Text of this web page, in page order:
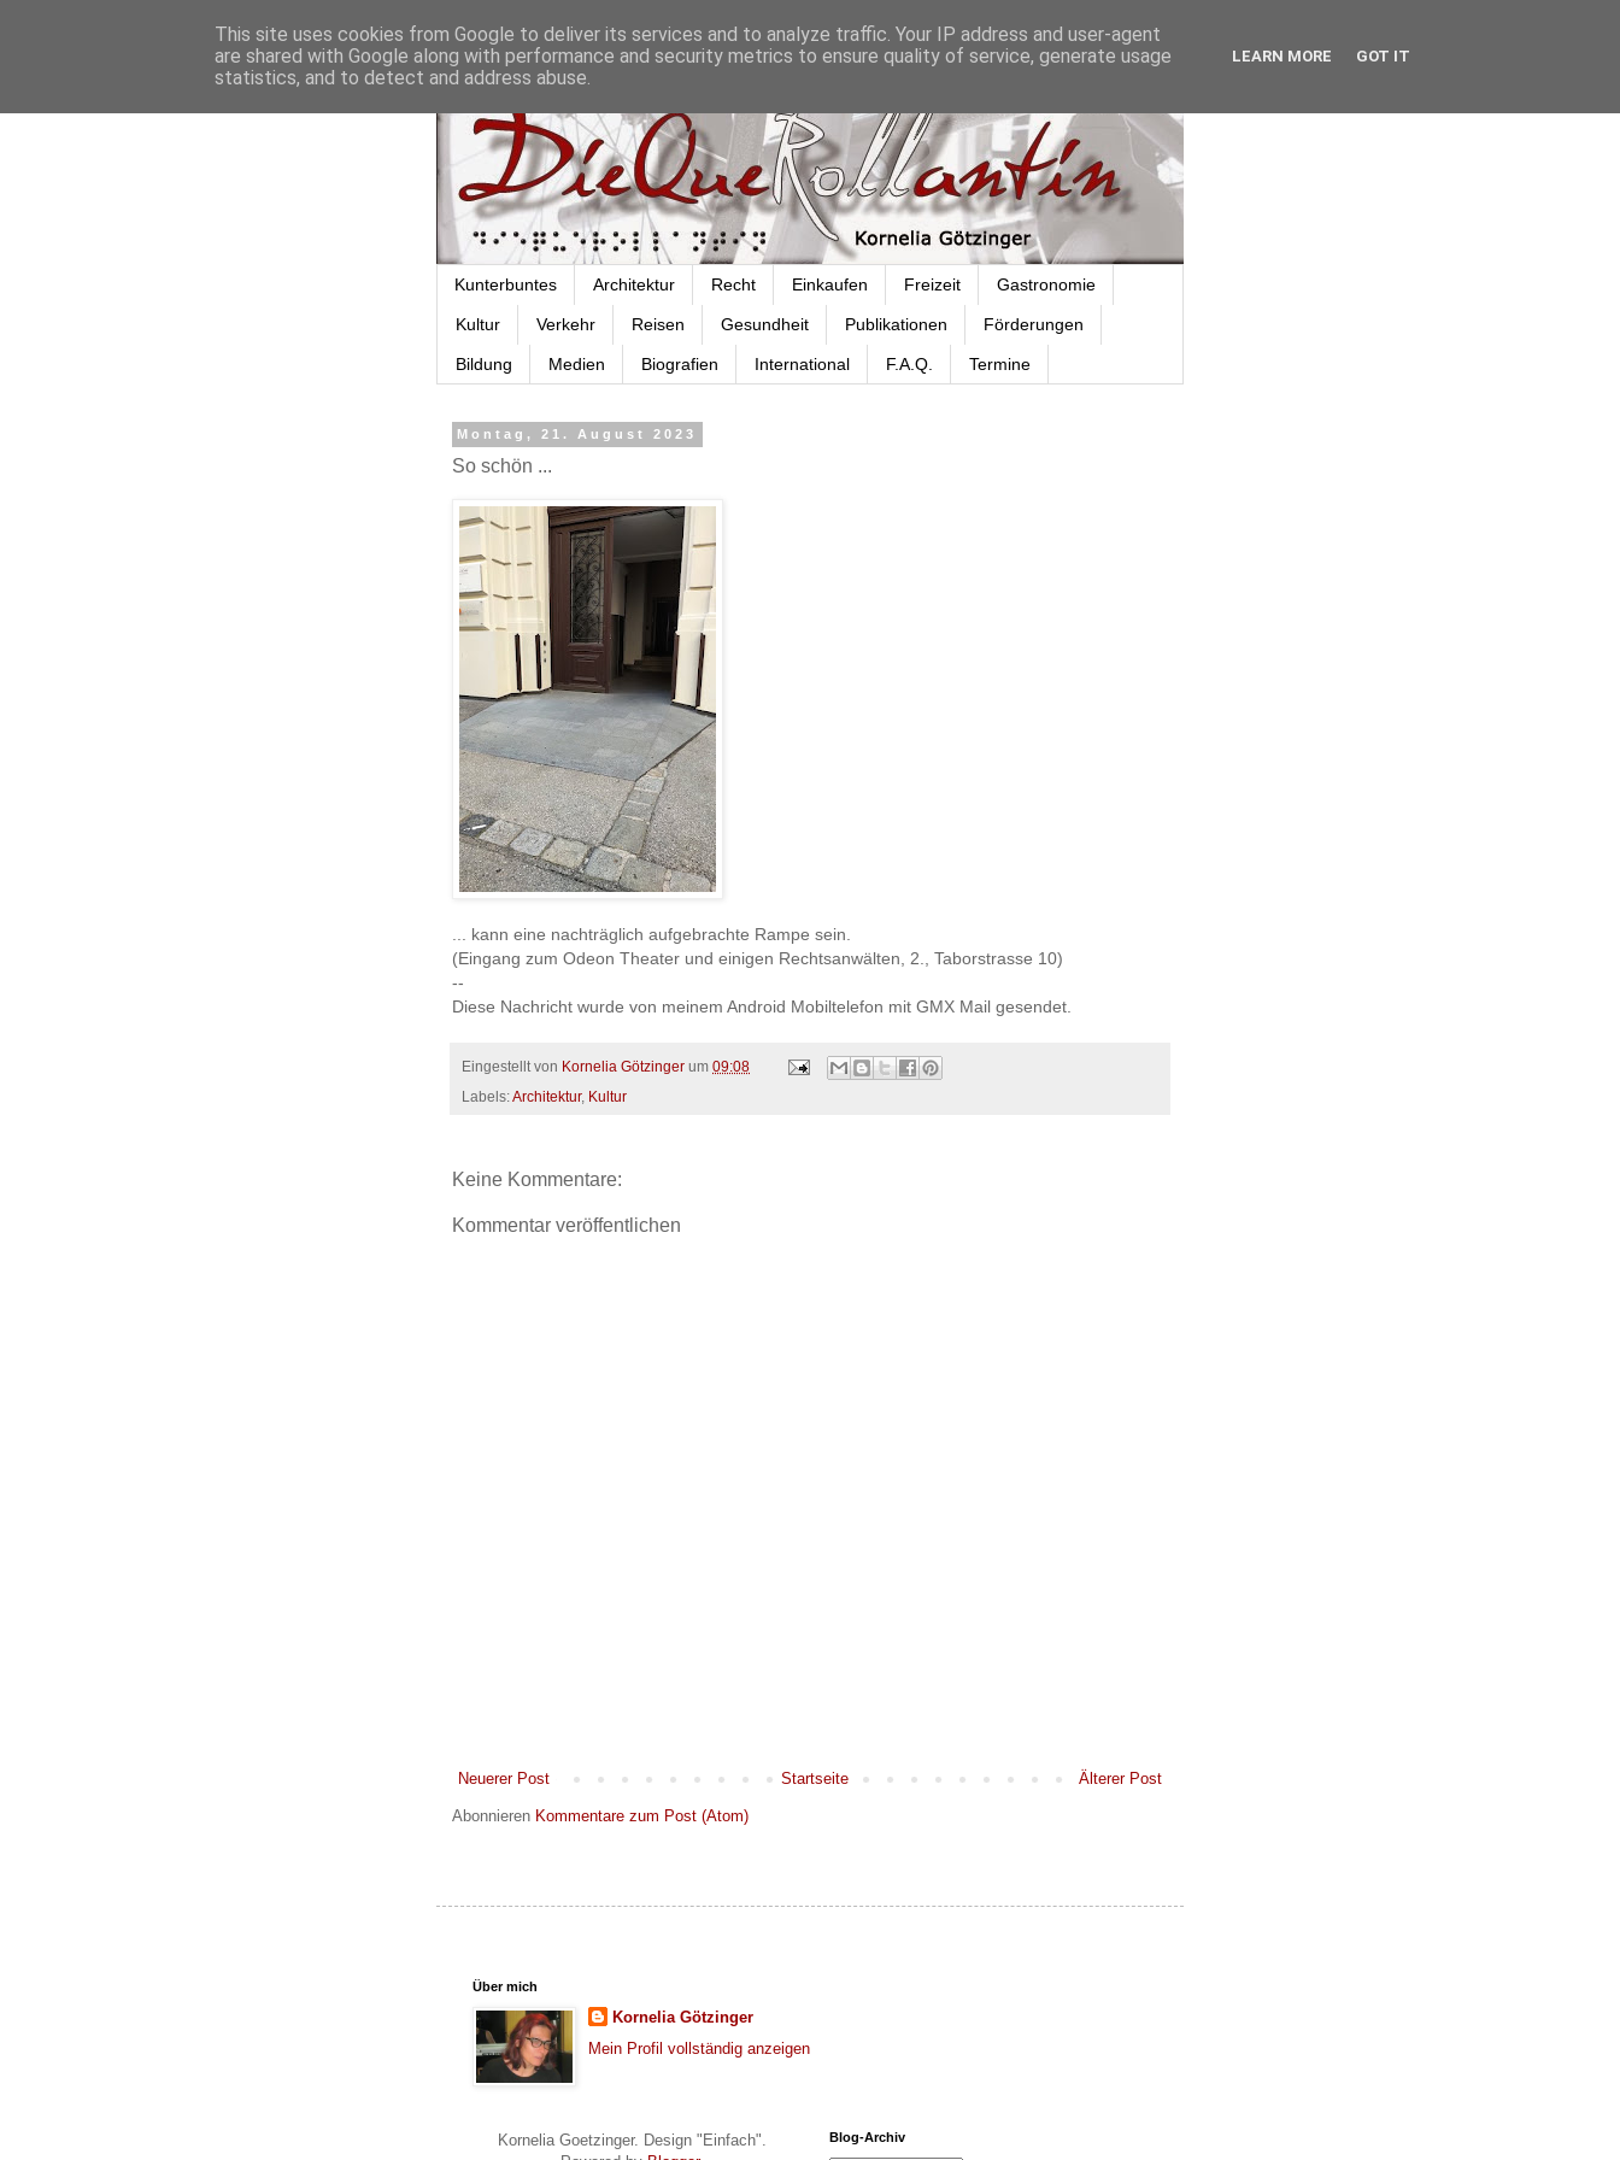
Kunterbuntes Architektur Recht Einkaufen Freizeit Gastronomie
Kultur Verkehr Reisen Gesundheit Publikationen Förderungen
Bildung Medien Biografien International F.A.Q. Termine
Montag, 21. August 2023
So schön ...
... kann eine nachträglich aufgebrachte Rampe sein.
(Eingang zum Odeon Theater und einigen Rechtsanwälten, 2., Taborstrasse 10)
--
Diese Nachricht wurde von meinem Android Mobiltelefon mit GMX Mail gesendet.
Eingestellt von Kornelia Götzinger um 09:08
Labels:Architektur, Kultur
Keine Kommentare:
Kommentar veröffentlichen
Neuerer Post Älterer Post
Startseite
Abonnieren Kommentare zum Post (Atom)
Über mich
Kornelia Götzinger
Mein Profil vollständig anzeigen
Kornelia Goetzinger. Design "Einfach".
Blog-Archiv
This site uses cookies from Google to deliver its services and to analyze traffic. Your IP address and user-agent
are shared with Google along with performance and security metrics to ensure quality of service, generate usage
statistics, and to detect and address abuse.
LEARN MORE GOT IT